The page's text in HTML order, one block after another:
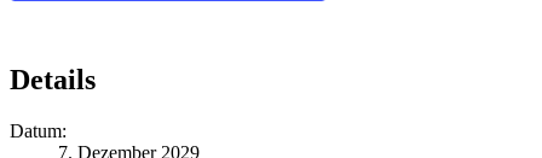
Details
Datum:
7. Dezember 2029